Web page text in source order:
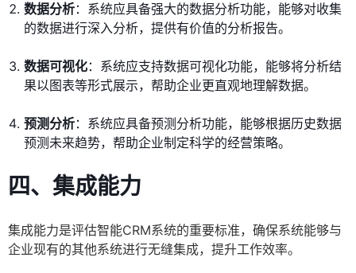
数据分析：系统应具备强大的数据分析功能，能够对收集
的数据进行深入分析，提供有价值的分析报告。
数据可视化：系统应支持数据可视化功能，能够将分析结
果以图表等形式展示，帮助企业更直观地理解数据。
预测分析：系统应具备预测分析功能，能够根据历史数据
预测未来趋势，帮助企业制定科学的经营策略。
四、集成能力
集成能力是评估智能CRM系统的重要标准，确保系统能够与
企业现有的其他系统进行无缝集成，提升工作效率。